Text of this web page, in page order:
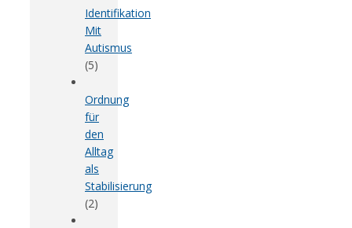
Identifikation
Mit
Autismus
(5)
Ordnung
für
den
Alltag
als
Stabilisierung
(2)